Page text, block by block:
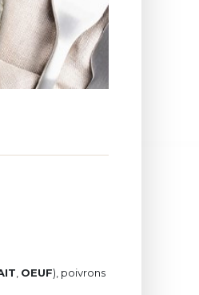
OEUF), poivrons